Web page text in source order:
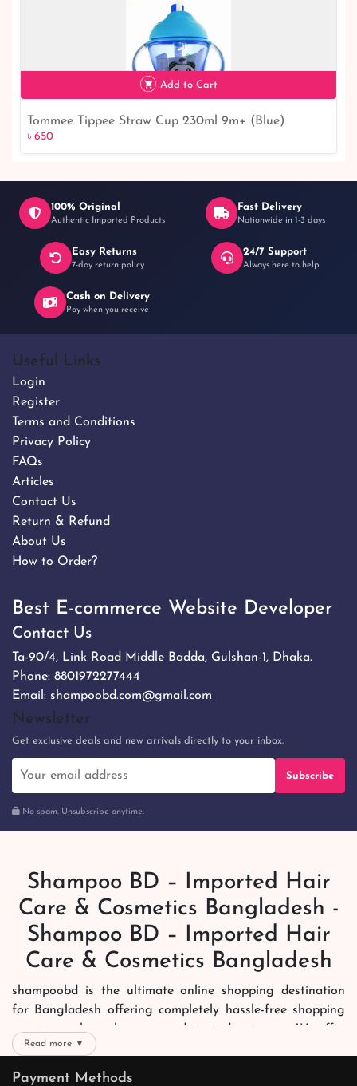
৳ 650
Add to Cart
Tommee Tippee Straw Cup 230ml 9m+ (Blue)
৳ 650
100% Original
Authentic Imported Products
Fast Delivery
Nationwide in 1-3 days
Easy Returns
7-day return policy
24/7 Support
Always here to help
Cash on Delivery
Pay when you receive
Useful Links
Login
Register
Terms and Conditions
Privacy Policy
FAQs
Articles
Contact Us
Return & Refund
About Us
How to Order?
Best E-commerce Website Developer
Contact Us
Ta-90/4, Link Road Middle Badda, Gulshan-1, Dhaka.
Phone: 8801972277444
Email: shampoobd.com@gmail.com
Newsletter
Get exclusive deals and new arrivals directly to your inbox.
Subscribe
No spam. Unsubscribe anytime.
Shampoo BD – Imported Hair
Care & Cosmetics Bangladesh -
Shampoo BD – Imported Hair
Care & Cosmetics Bangladesh
shampoobd is the ultimate online shopping destination
for Bangladesh offering completely hassle-free shopping
experience through secure and trusted gateways. We offer
you trendy and reliable shopping with all your preferred
Read more ▼
Payment Methods